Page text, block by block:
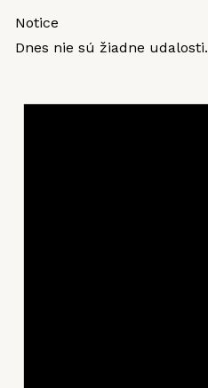
Notice
Dnes nie sú žiadne udalosti.